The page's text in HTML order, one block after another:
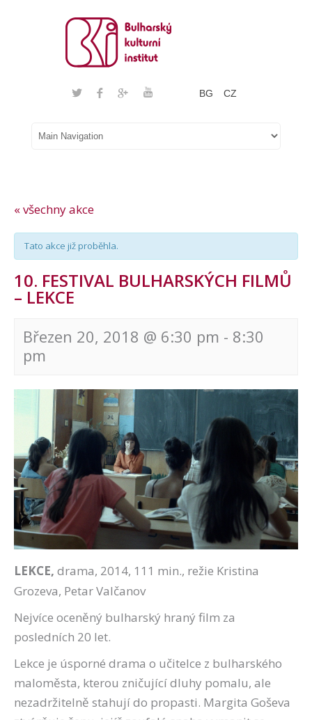
BG CZ
« všechny akce
Tato akce již proběhla.
10. FESTIVAL BULHARSKÝCH FILMŮ
– LEKCE
Březen 20, 2018 @ 6:30 pm - 8:30
pm
Navigace
pro
akce
LEKCE, drama, 2014, 111 min., režie Kristina
Grozeva, Petar Valčanov
Nejvíce oceněný bulharský hraný film za
posledních 20 let.
Lekce je úsporné drama o učitelce z bulharského
maloměsta, kterou zničující dluhy pomalu, ale
nezadržitelně stahují do propasti. Margita Goševa